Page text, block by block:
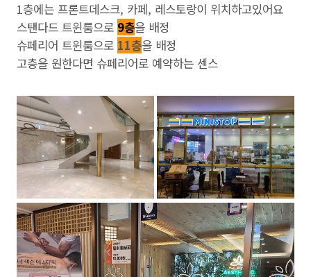
1층에는 프론트데스크, 카페, 레스토랑이 위치하고있어요
스탠다드 트윈룸으로 9층을 배정
슈페리어 트윈룸으로 11층을 배정
고층을 원한다면 슈페리어로 예약하는 센스